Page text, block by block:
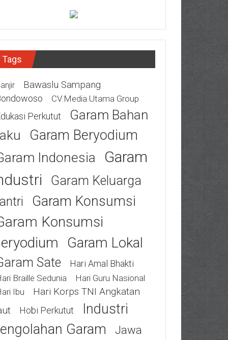
Tags
Bawaslu Sampang
CV.Media Utama Group
Perkutut
Garam Bahan
Garam Beryodium
Indonesia
Garam
Garam Keluarga
Garam Konsumsi
Konsumsi
Garam Lokal
Sate Hari Amal Bhakti
Braille Sedunia
Hari Guru Nasional
Ibu
Hari Korps TNI Angkatan
Hobi Perkutut
Industri
Garam
Jawa